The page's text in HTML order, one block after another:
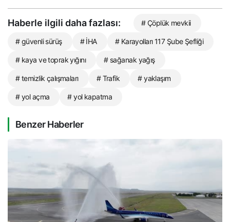
Haberle ilgili daha fazlası: # Çöplük mevkii
# güvenli sürüş # İHA # Karayolları 117 Şube Şefliği
# kaya ve toprak yığını # sağanak yağış
# temizlik çalışmaları # Trafik # yaklaşım
# yol açma # yol kapatma
Benzer Haberler